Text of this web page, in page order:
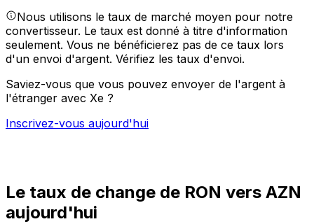
Nous utilisons le taux de marché moyen pour notre
convertisseur. Le taux est donné à titre d'information
seulement. Vous ne bénéficierez pas de ce taux lors
d'un envoi d'argent. Vérifiez les taux d'envoi.
Saviez-vous que vous pouvez envoyer de l'argent à
l'étranger avec Xe ?
Inscrivez-vous aujourd'hui
Le taux de change de RON vers AZN
aujourd'hui